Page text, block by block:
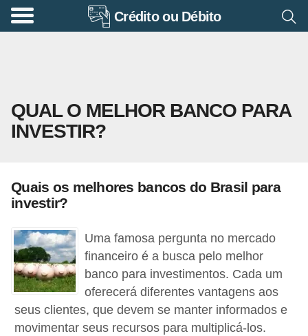
Crédito ou Débito
QUAL O MELHOR BANCO PARA
INVESTIR?
Quais os melhores bancos do Brasil para
investir?
Uma famosa pergunta no mercado
financeiro é a busca pelo melhor
banco para investimentos. Cada um
oferecerá diferentes vantagens aos
seus clientes, que devem se manter informados e
movimentar seus recursos para multiplicá-los.
A
e
n
d
r
i
a
B
a